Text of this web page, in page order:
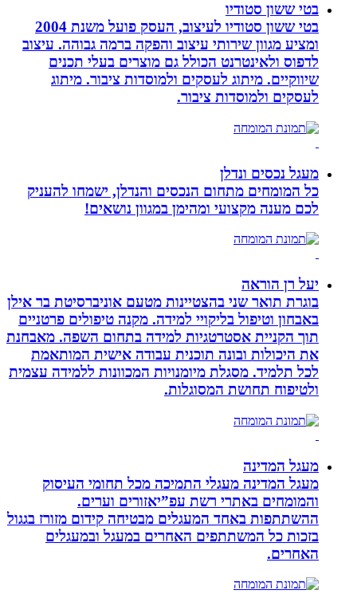
בטי ששון סטודיו
בטי ששון סטודיו לעיצוב, העסק פועל משנת 2004
ומציע מגוון שירותי עיצוב והפקה ברמה גבוהה. עיצוב
לדפוס ולאינטרנט הכולל גם מוצרים בעלי תכנים
שיווקיים. מיתוג לעסקים ולמוסדות ציבור. מיתוג
לעסקים ולמוסדות ציבור.
מעגל נכסים ונדלן
כל המומחים מתחום הנכסים והנדלן, ישמחו להעניק
לכם מענה מקצועי ומהימן במגוון נושאים!
יעל רן הוראה
בוגרת תואר שני בהצטיינות מטעם אוניברסיטת בר אילן
באבחון וטיפול בליקויי למידה. מקנה טיפולים פרטניים
תוך הקניית אסטרטגיות למידה בתחום השפה. מאבחנת
את היכולות ובונה תוכנית עבודה אישית המותאמת
לכל תלמיד. מסגלת מיומנויות המכוונות ללמידה עצמית
ולטיפוח תחושת המסוגלות.
מעגל המדינה
מעגל המדינה מעגלי התמיכה מכל תחומי העיסוק
והמומחים באתרי רשת עפ”יאזורים וערים.
ההשתתפות באחד המעגלים מבטיחה קידום מזורז בגגול
בזכות כל המשתתפים האחרים במעגל ובמעגלים
האחרים.